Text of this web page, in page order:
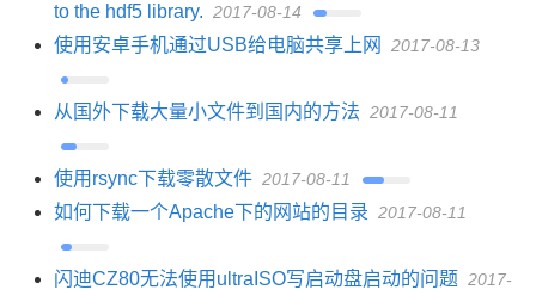
to the hdf5 library. 2017-08-14
使用安卓手机通过USB给电脑共享上网 2017-08-13
从国外下载大量小文件到国内的方法 2017-08-11
使用rsync下载零散文件 2017-08-11
如何下载一个Apache下的网站的目录 2017-08-11
闪迪CZ80无法使用ultraISO写启动盘启动的问题 2017-